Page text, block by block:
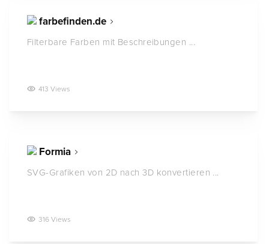
farbefinden.de
Filterbare Farben mit Beschreibungen ...
413 Views
Formia
SVG-Grafiken von 2D nach 3D konvertieren ...
316 Views